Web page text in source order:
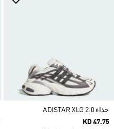
حذاء ADISTAR XLG 2.0
KD 47.75